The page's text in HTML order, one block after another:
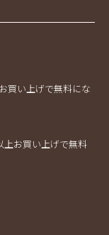
買い上げで無料にな
上お買い上げで無料